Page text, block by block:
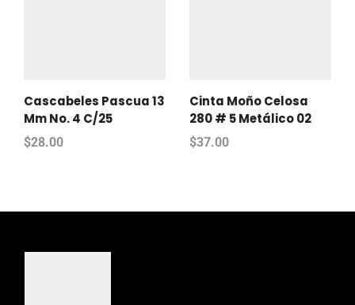
Cascabeles Pascua 13
Mm No. 4 C/25
$28.00
Cinta Moño Celosa
280 # 5 Metálico 02
$37.00